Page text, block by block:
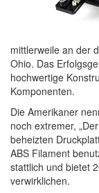
mittlerweile an der
Ohio. Das
hochwertige
Komponenten.
Die Amerikaner
noch extremer,
beheizten
ABS Filament
stattlich und bietet
verwirklichen.